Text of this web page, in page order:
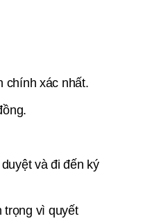
chính xác nhất.
và đi đến ký
trọng vì quyết